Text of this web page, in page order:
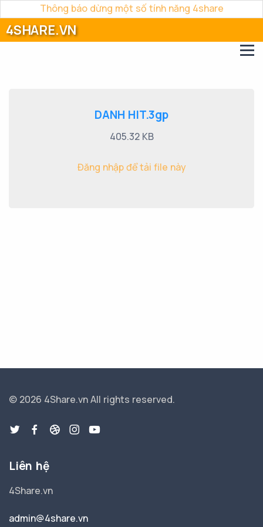
Thông báo dừng một số tính năng 4share
4SHARE.VN
DANH HIT.3gp
405.32 KB
Đăng nhập để tải file này
© 2026 4Share.vnAll rights reserved.
Liên hệ
4Share.vn
admin@4share.vn